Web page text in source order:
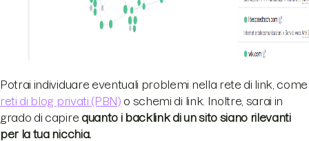
Potrai individuare eventuali problemi nella rete di link, come
reti di blog privati (PBN) o schemi di link. Inoltre, sarai in
grado di capire quanto i backlink di un sito siano rilevanti
per la tua nicchia.